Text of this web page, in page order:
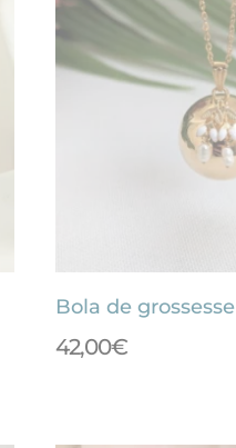
Bola de
42,00€